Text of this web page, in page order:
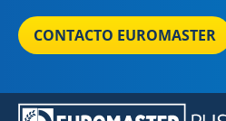
CONTACTO EUROMASTER